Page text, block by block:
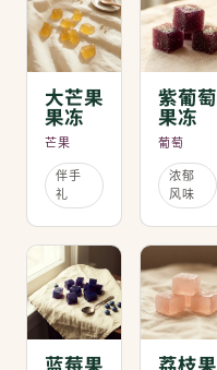
大芒果
果冻
芒果
伴手
礼
紫葡萄
果冻
葡萄
浓郁
风味
蓝莓果 荔枝果